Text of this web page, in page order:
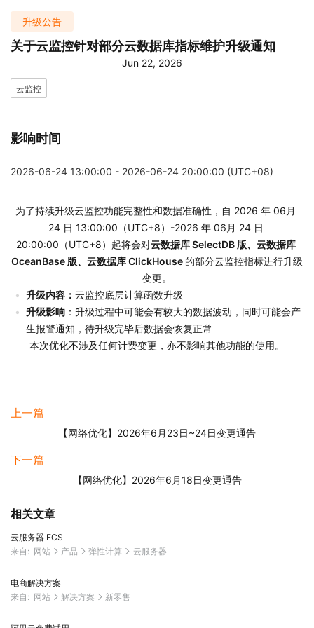
升级公告
关于云监控针对部分云数据库指标维护升级通知
Jun 22, 2026
云监控
影响时间
2026-06-24 13:00:00 - 2026-06-24 20:00:00 (UTC+08)
为了持续升级云监控功能完整性和数据准确性，自 2026 年 06月
24 日 13:00:00（UTC+8）-2026 年 06月 24 日
20:00:00（UTC+8）起将会对云数据库 SelectDB 版、云数据库
OceanBase 版、云数据库 ClickHouse 的部分云监控指标进行升级
变更。
升级内容： 云监控底层计算函数升级
升级影响 ：升级过程中可能会有较大的数据波动，同时可能会产
生报警通知，待升级完毕后数据会恢复正常
本次优化不涉及任何计费变更，亦不影响其他功能的使用。
上一篇
【网络优化】2026年6月23日~24日变更通告
下一篇
【网络优化】2026年6月18日变更通告
相关文章
云服务器 ECS
来自: 网站 产品 弹性计算 云服务器
电商解决方案
来自: 网站 解决方案 新零售